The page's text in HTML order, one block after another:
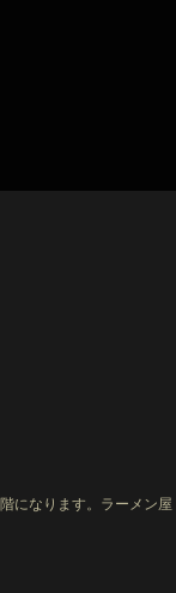
になります。ラーメン屋